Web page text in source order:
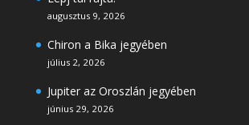
augusztus 9, 2026
Chiron a Bika jegyében
július 2, 2026
Jupiter az Oroszlán jegyében
június 29, 2026